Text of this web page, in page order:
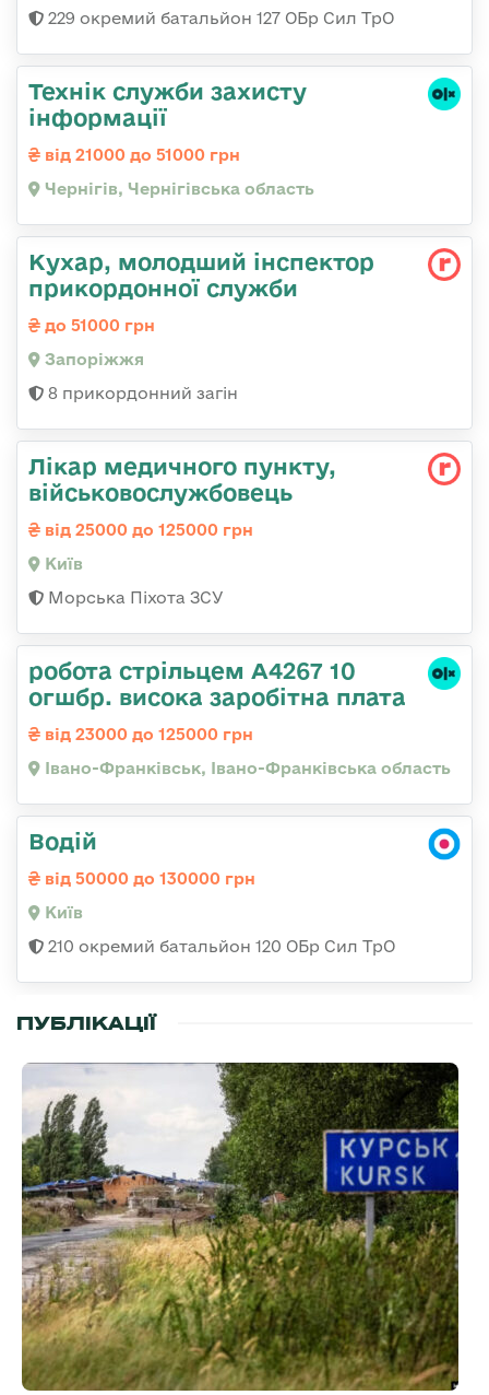
229 окремий батальйон 127 ОБр Сил ТрО
Технік служби захисту
інформації
від 21000 до 51000 грн
Чернігів, Чернігівська область
Кухар, молодший інспектор
прикордонної служби
до 51000 грн
Запоріжжя
8 прикордонний загін
Лікар медичного пункту,
військовослужбовець
від 25000 до 125000 грн
Київ
Морська Піхота ЗСУ
робота стрільцем А4267 10
огшбр. висока заробітна плата
від 23000 до 125000 грн
Івано-Франківськ, Івано-Франківська область
Водій
від 50000 до 130000 грн
Київ
210 окремий батальйон 120 ОБр Сил ТрО
ПУБЛІКАЦІЇ